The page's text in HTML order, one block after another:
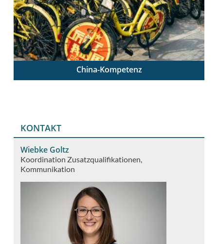
China-Kompetenz
KONTAKT
Wiebke Goltz
Koordination Zusatzqualifikationen
Kommunikation